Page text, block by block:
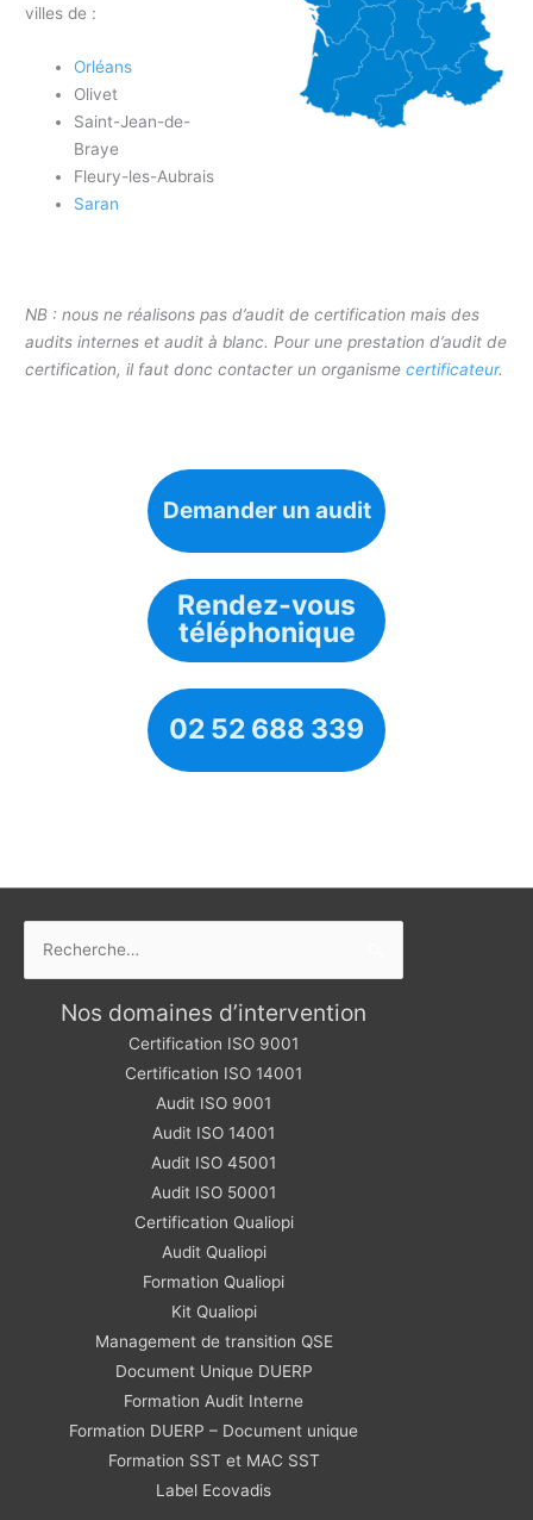
villes de :
Orléans
Olivet
Saint-Jean-de-
Braye
Fleury-les-Aubrais
Saran
NB : nous ne réalisons pas d’audit de certification mais des
audits internes et audit à blanc. Pour une prestation d’audit de
certification, il faut donc contacter un organismecertificateur.
Demander un audit
Rendez-vous
téléphonique
02 52 688 339
Nos domaines d’intervention
Certification ISO 9001
Certification ISO 14001
Audit ISO 9001
Audit ISO 14001
Audit ISO 45001
Audit ISO 50001
Certification Qualiopi
Audit Qualiopi
Formation Qualiopi
Kit Qualiopi
Management de transition QSE
Document Unique DUERP
Formation Audit Interne
Formation DUERP – Document unique
Formation SST et MAC SST
Label Ecovadis